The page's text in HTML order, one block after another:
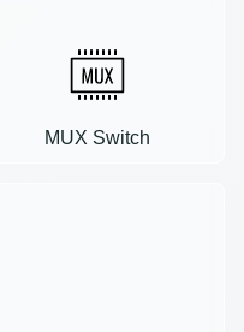
MUX Switch